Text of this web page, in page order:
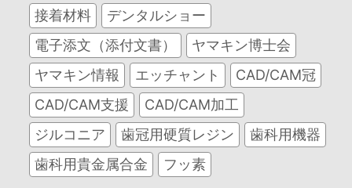
接着材料
デンタルショー
電子添文（添付文書）
ヤマキン博士会
ヤマキン情報
エッチャント
CAD/CAM冠
CAD/CAM支援
CAD/CAM加工
ジルコニア
歯冠用硬質レジン
歯科用機器
歯科用貴金属合金
フッ素